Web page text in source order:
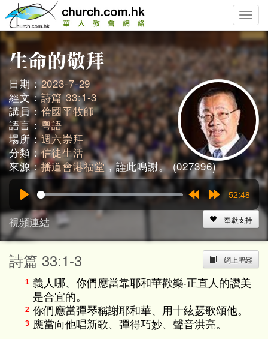
Toggle
日期：2023-7-29
經文：詩篇 33:1-3
講員： 倫國平牧師
語言：粵語
場所：週六崇拜
分類：信徒生活
來源：播道會港福堂，謹此鳴謝。 (027396)
15s
52:48
視頻連結 奉獻支持
網上聖經
詩篇 33:1-3
1 義人哪、你們應當靠耶和華歡樂‧正直人的讚美
是合宜的。
2 你們應當彈琴稱謝耶和華、用十絃瑟歌頌他。
3 應當向他唱新歌、彈得巧妙、聲音洪亮。